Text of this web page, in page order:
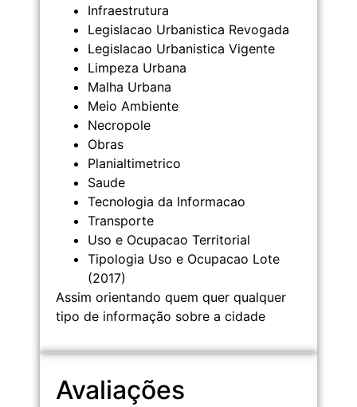
Infraestrutura
Legislacao Urbanistica Revogada
Legislacao Urbanistica Vigente
Limpeza Urbana
Malha Urbana
Meio Ambiente
Necropole
Obras
Planialtimetrico
Saude
Tecnologia da Informacao
Transporte
Uso e Ocupacao Territorial
Tipologia Uso e Ocupacao Lote
(2017)
Assim orientando quem quer qualquer
tipo de informação sobre a cidade
Avaliações